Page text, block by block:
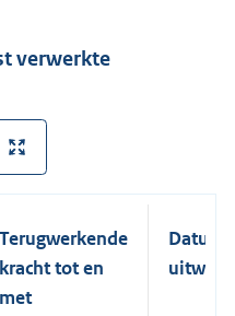
verwerkte
Terugwerkende
kracht tot en
met
Datum